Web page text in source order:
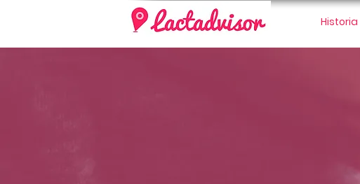
Historia